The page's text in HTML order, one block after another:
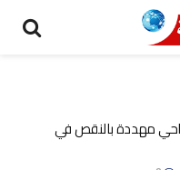
مهددة بالنقص في